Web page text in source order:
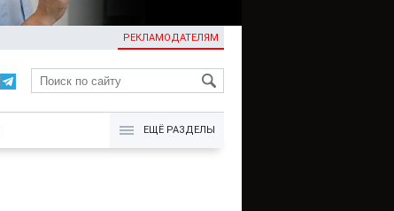
РЕКЛАМОДАТЕЛЯМ
KG
ЕЩЁ РАЗДЕЛЫ